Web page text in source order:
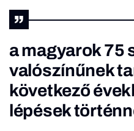
a magyarok 75
valószínűnek
következő
lépések